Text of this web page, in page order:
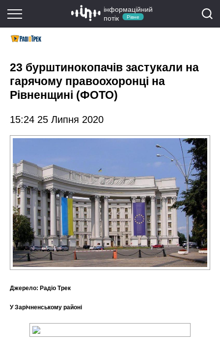
інформаційний
потік
Рівне
23 бурштинокопачів застукали на
гарячому правоохоронці на
Рівненщині (ФОТО)
15:24 25 Липня 2020
Джерело: Радіо Трек
У Зарічненському районі